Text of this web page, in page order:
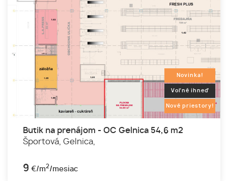
Novinka!
Voľné ihneď
Nové priestory!
Butik na prenájom - OC Gelnica 54,6 m2
Športová, Gelnica,
9 €/m2/mesiac